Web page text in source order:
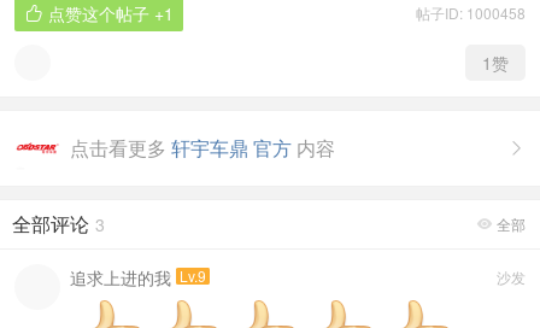
帖子ID: 1000458
 点赞这个帖子 +1
1赞

点击看更多 轩宇车鼎 官方 内容
 全部
全部评论 3
沙发
追求上进的我 Lv.9